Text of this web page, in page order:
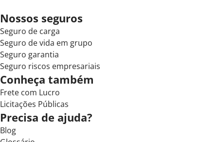
Nossos seguros
Seguro de carga
Seguro de vida em grupo
Seguro garantia
Seguro riscos empresariais
Conheça também
Frete com Lucro
Licitações Públicas
Precisa de ajuda?
Blog